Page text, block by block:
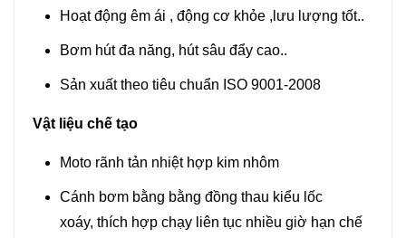
Hoạt động êm ái , động cơ khỏe ,lưu lượng tốt..
Bơm hút đa năng, hút sâu đẩy cao..
Sản xuất theo tiêu chuẩn ISO 9001-2008
Vật liệu chế tạo
Moto rãnh tản nhiệt hợp kim nhôm
Cánh bơm bằng bằng đồng thau kiểu lốc
xoáy, thích hợp chạy liên tục nhiều giờ hạn chế